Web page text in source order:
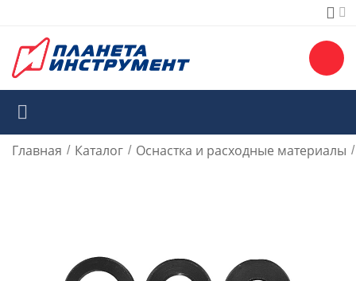
Главная / Каталог / Оснастка и расходные материалы /